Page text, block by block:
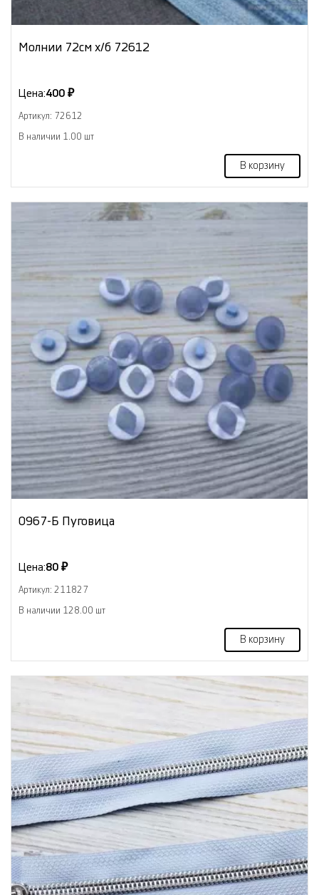
Молнии 72см х/б 72612
Цена:400 ₽
Артикул: 72612
В наличии 1.00 шт
В корзину
0967-Б Пуговица
Цена:80 ₽
Артикул: 211827
В наличии 128.00 шт
В корзину